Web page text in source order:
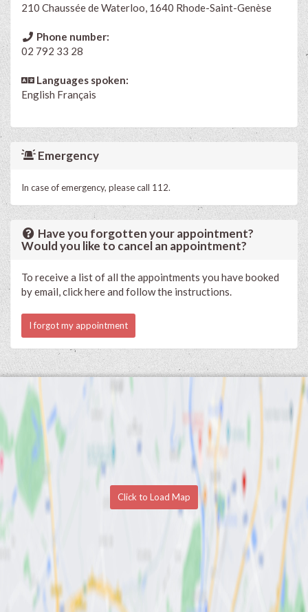
210 Chaussée de Waterloo, 1640 Rhode-Saint-Genèse
Phone number:
02 792 33 28
Languages spoken:
English Français
Emergency
In case of emergency, please call 112.
Have you forgotten your appointment?
Would you like to cancel an appointment?
To receive a list of all the appointments you have booked
by email, click here and follow the instructions.
I forgot my appointment
Click to Load Map